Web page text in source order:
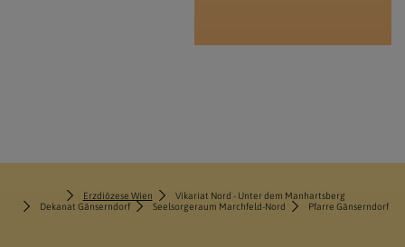
Erzdiözese Wien
Vikariat Nord - Unter dem Manhartsberg
Dekanat Gänserndorf
Seelsorgeraum Marchfeld-Nord Pfarre Gänserndorf